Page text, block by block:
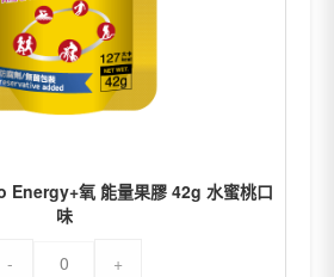
Energy+氧 能量果膠 42g 水蜜桃口
味
-
+